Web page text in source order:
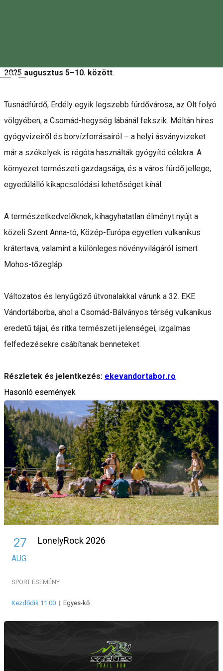
Magyar
2025 augusztus 5–10. között.
Tusnádfürdő, Erdély egyik legszebb fürdővárosa, az Olt folyó
völgyében, a Csomád-hegység lábánál fekszik. Méltán híres
gyógyvizeiről és borvízforrásairól – a helyi ásványvizeket
már a székelyek is régóta használták gyógyító célokra. A
környezet természeti gazdagsága, és a város fürdő jellege,
egyedülálló kikapcsolódási lehetőséget kínál.
A természetkedvelőknek, kihagyhatatlan élményt nyújt a
közeli Szent Anna-tó, Közép-Európa egyetlen vulkanikus
krátertava, valamint a különleges növényvilágáról ismert
Mohos-tőzegláp.
Változatos és lenyűgöző útvonalakkal várunk a 32. EKE
Vándortáborba, ahol a Csomád-Bálványos térség vulkanikus
eredetű tájai, és ritka természeti jelenségei, izgalmas
felfedezésekre csábítanak benneteket.
Részletek és jelentkezés: ekevandortabor.ro
Hasonló események
27
AUG.
LonelyRock 2026
SPORT ESEMÉNY
Kezdődik 11:00 | Egyes-kő